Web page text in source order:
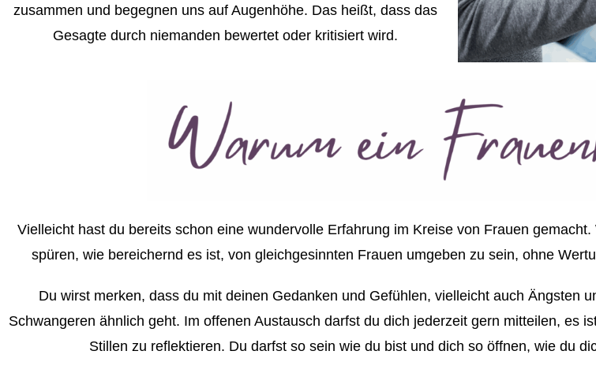
zusammen und begegnen uns auf Augenhöhe. Das heißt, dass das
Gesagte durch niemanden bewertet oder kritisiert wird.
Vielleicht hast du bereits schon eine wundervolle Erfahrung im Kreise von Frauen
spüren, wie bereichernd es ist, von gleichgesinnten Frauen umgeben zu sein, ohne
Du wirst merken, dass du mit deinen Gedanken und Gefühlen, vielleicht auch Ängsten
Schwangeren ähnlich geht. Im offenen Austausch darfst du dich jederzeit gern mitteilen, es
Stillen zu reflektieren. Du darfst so sein wie du bist und dich so öffnen, wie du